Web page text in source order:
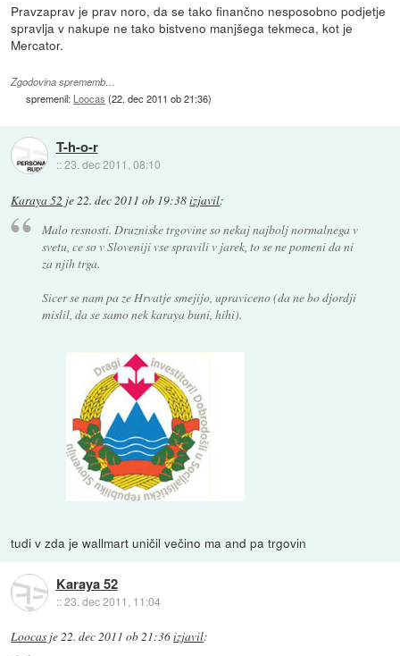
Pravzaprav je prav noro, da se tako finančno nesposobno podjetje
spravlja v nakupe ne tako bistveno manjšega tekmeca, kot je
Mercator.
Zgodovina sprememb…
spremenil: Loocas (22. dec 2011 ob 21:36)
T-h-o-r
::23. dec 2011, 08:10
Karaya 52 je22. dec 2011 ob 19:38izjavil:
Malo resnosti. Druzniske trgovine so nekaj najbolj normalnega v
svetu, ce so v Sloveniji vse spravili v jarek, to se ne pomeni da ni
za njih trga.
Sicer se nam pa ze Hrvatje smejijo, upraviceno (da ne bo djordji
mislil, da se samo nek karaya buni, hihi).
tudi v zda je wallmart uničil večino ma and pa trgovin
Karaya 52
::23. dec 2011, 11:04
Loocas je22. dec 2011 ob 21:36izjavil: